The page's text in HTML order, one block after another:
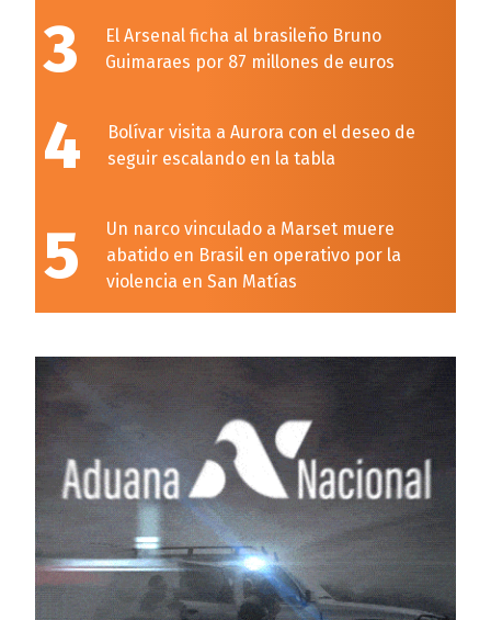
3
El Arsenal ficha al brasileño Bruno
Guimaraes por 87 millones de euros
4
Bolívar visita a Aurora con el deseo de
seguir escalando en la tabla
5
Un narco vinculado a Marset muere
abatido en Brasil en operativo por la
violencia en San Matías